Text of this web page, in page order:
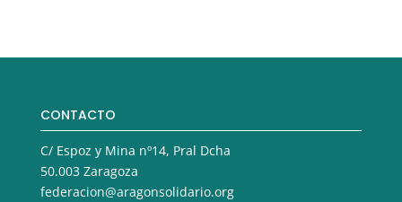
CONTACTO
C/ Espoz y Mina nº14, Pral Dcha
50.003 Zaragoza
federacion@aragonsolidario.org